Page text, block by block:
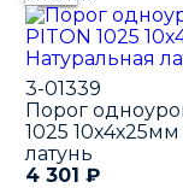
3-01339
Порог
1025
латунь
4 301 ₽